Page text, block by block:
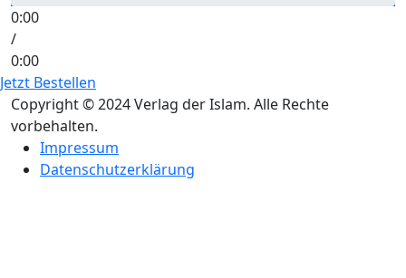
0:00
/
0:00
Jetzt Bestellen
Copyright © 2024 Verlag der Islam. Alle Rechte
vorbehalten.
Impressum
Datenschutzerklärung